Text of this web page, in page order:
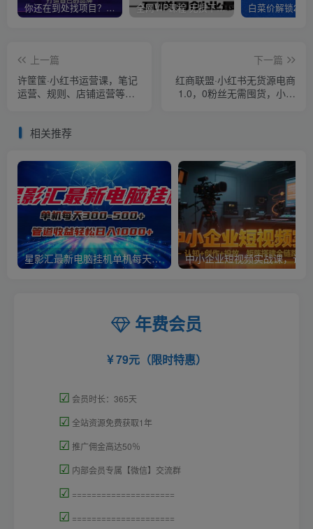
你还在到处找项目？还在当韭菜？我靠卖项目一个月收入5万+，曾经我也是个失败者。 全网VIP课程 无损下载~
上一篇
许筐筺·小红书运营课，​笔记
运营、规则、店铺运营等模
下一篇
红商联盟·小红书无货源电商
1.0，0粉丝无需囤货，小白
相关推荐
星影汇最新电脑挂机单机每天300+团队管道收益轻松日入1000+
年费会员
79元（限时特惠）
☑ 会员时长：365天
☑ 全站资源免费获取1年
☑ 推广佣金高达50％
☑ 内部会员专属【微信】交流群
☑ =====================
☑ =====================